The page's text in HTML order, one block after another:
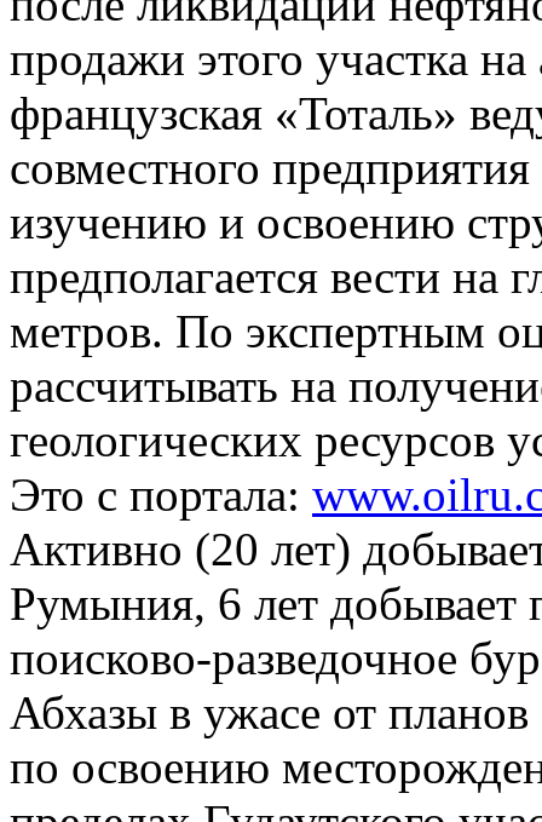
продажи этого участка
французская «Тоталь»
совместного
изучению и освоению
предполагается вести на
метров. По экспертным
рассчитывать на
геологических ресурсов
Это с портала:
Активно (20 лет)
Румыния, 6 лет добывает
поисково-разведочное
Абхазы в ужасе от
по освоению